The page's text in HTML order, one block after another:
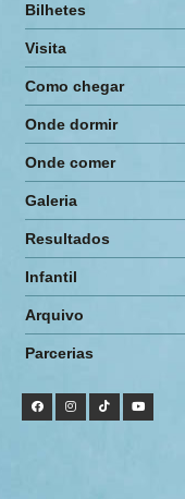
Bilhetes
Visita
Como chegar
Onde dormir
Onde comer
Galeria
Resultados
Infantil
Arquivo
Parcerias